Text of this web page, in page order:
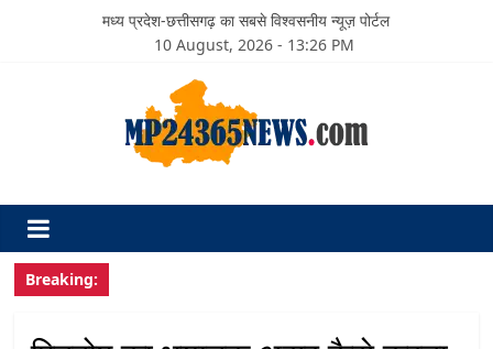
मध्य प्रदेश-छत्तीसगढ़ का सबसे विश्वसनीय न्यूज़ पोर्टल
10 August, 2026 - 13:26 PM
Breaking: